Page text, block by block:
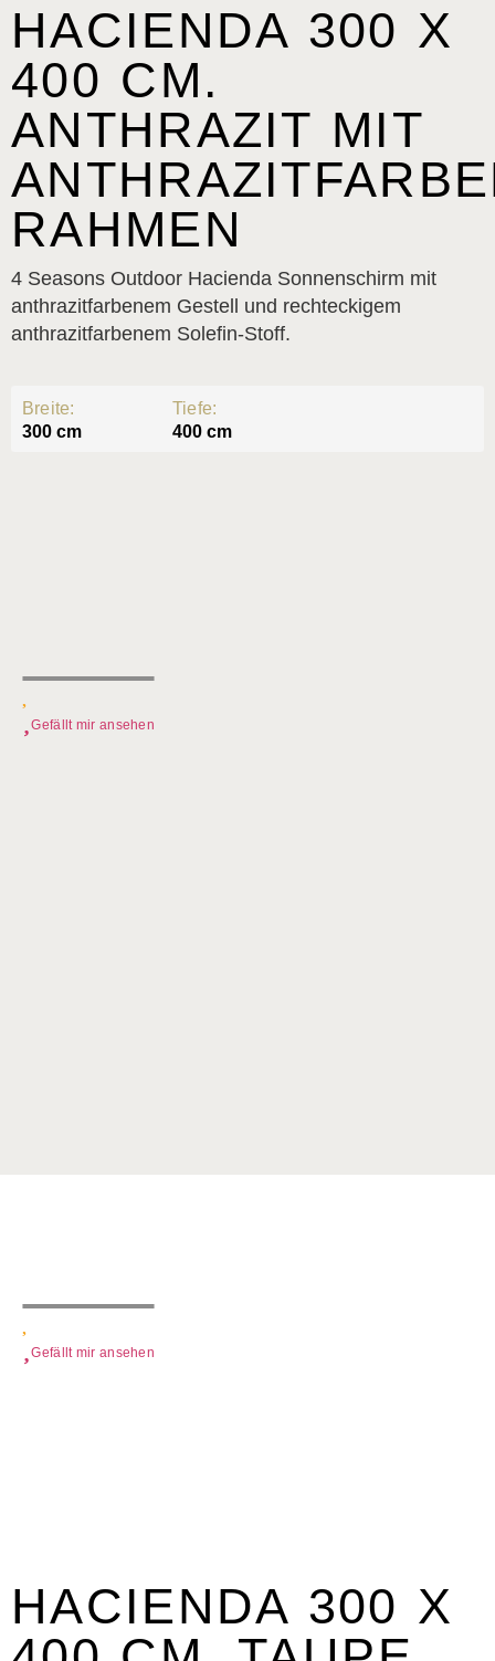
HACIENDA 300 X
400 CM.
ANTHRAZIT MIT
RAHMEN
4 Seasons Outdoor Hacienda Sonnenschirm mit
anthrazitfarbenem Gestell und rechteckigem
anthrazitfarbenem Solefin-Stoff.
Breite:
300 cm
Tiefe:
400 cm
Gefällt mir ansehen
Gefällt mir ansehen
HACIENDA 300 X